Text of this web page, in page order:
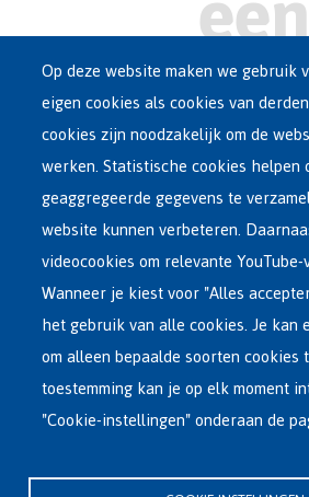
Main
Dutch
Menu
ASIEL IN BELGIË
OPVANGNETWERK
VRIJWILLIGE TERUGKEER
INTERNATIONAAL
OVER FEDASIL
Op deze website maken we gebruik
eigen cookies als cookies van
cookies zijn noodzakelijk om de
werken. Statistische cookies helpen
geaggregeerde gegevens te
website kunnen verbeteren.
videocookies om relevante YouTube-
Wanneer je kiest voor "Alles
het gebruik van alle cookies. Je kan
om alleen bepaalde soorten cookies
toestemming kan je op elk moment
"Cookie-instellingen" onderaan de